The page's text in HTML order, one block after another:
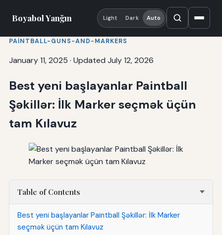
Boyabol Yanğın Light Dark Auto
PAINTBALL-GUNS-AND-MARKERS
January 11, 2025 · Updated July 12, 2026
Best yeni başlayanlar Paintball
Şəkillər: İlk Marker seçmək üçün
tam Kılavuz
Table of Contents
Best yeni başlayanlar Paintball Şəkillər: İlk Marker
seçmək üçün tam Kılavuz